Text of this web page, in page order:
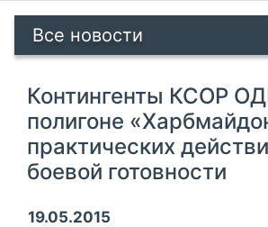
Все новости
Контингенты КСОР
полигоне
практических
боевой готовности
19.05.2015